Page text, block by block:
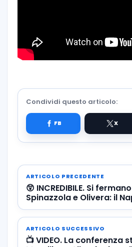
Condividi questo articolo:
ARTICOLO PRECEDENTE
😲 INCREDIBILE. Si
Spinazzola e Olivera: il
l’emergenza difesa
ARTICOLO SUCCESSIVO
📺 VIDEO. La conferenza